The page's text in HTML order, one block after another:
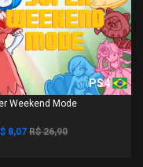
PS4
Weekend Mode
8,07 R$ 26,90